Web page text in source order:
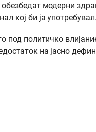
модерни
кој би ја употребувал.
под политичко
на јасно